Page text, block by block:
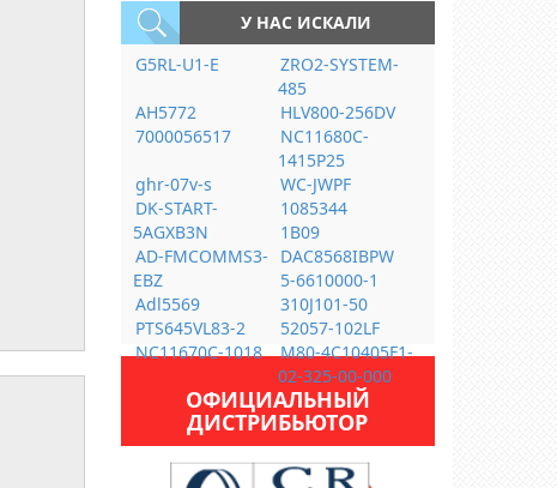
У НАС ИСКАЛИ
G5RL-U1-E
ZRO2-SYSTEM-
485
AH5772
HLV800-256DV
7000056517
NC11680C-
1415P25
ghr-07v-s
WC-JWPF
DK-START-
5AGXB3N
1085344
1B09
AD-FMCOMMS3-
EBZ
DAC8568IBPW
5-6610000-1
Adl5569
310J101-50
PTS645VL83-2
52057-102LF
NC11670C-1018
M80-4C10405F1-
02-325-00-000
ОФИЦИАЛЬНЫЙ
ДИСТРИБЬЮТОР